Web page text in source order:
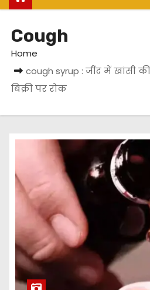
Cough
Home
cough syrup : जींद में खांसी
बिक्री पर रोक